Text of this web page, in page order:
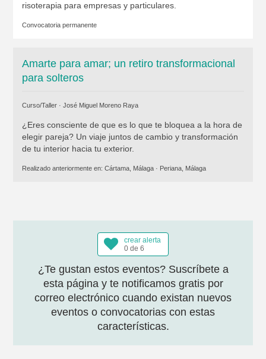
risoterapia para empresas y particulares.
Convocatoria permanente
Amarte para amar; un retiro transformacional
para solteros
Curso/Taller · José Miguel Moreno Raya
¿Eres consciente de que es lo que te bloquea a la hora de
elegir pareja? Un viaje juntos de cambio y transformación
de tu interior hacia tu exterior.
Realizado anteriormente en: Cártama, Málaga· Periana, Málaga
crear alerta
0 de 6
¿Te gustan estos eventos? Suscríbete a
esta página y te notificamos gratis por
correo electrónico cuando existan nuevos
eventos o convocatorias con estas
características.